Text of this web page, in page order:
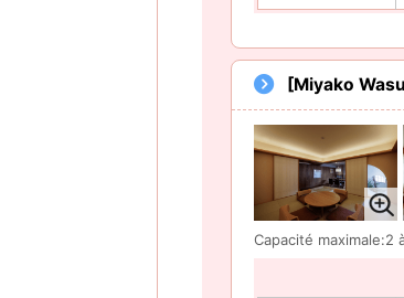
[Miyako
Capacité maximale:2